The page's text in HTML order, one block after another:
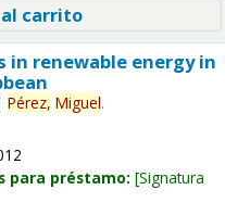
carrito
in renewable energy in
Pérez, Miguel.
para préstamo: Signatura